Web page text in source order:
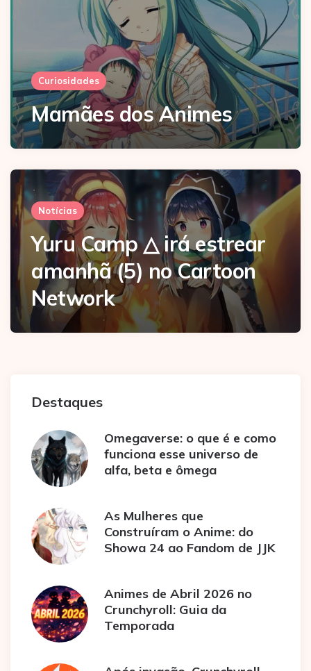
Curiosidades
Mamães dos Animes
Notícias
Yuru Camp △ irá estrear
amanhã (5) no Cartoon
Network
Destaques
Omegaverse: o que é e como
funciona esse universo de
alfa, beta e ômega
As Mulheres que
Construíram o Anime: do
Showa 24 ao Fandom de JJK
Animes de Abril 2026 no
Crunchyroll: Guia da
Temporada